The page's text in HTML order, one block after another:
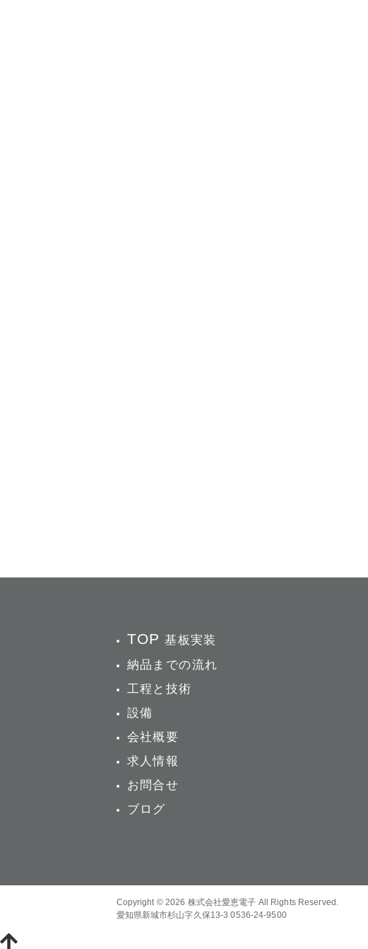
TOP 基板実装
納品までの流れ
工程と技術
設備
会社概要
求人情報
お問合せ
ブログ
Copyright © 2026 株式会社愛恵電子 All Rights Reserved.
愛知県新城市杉山字久保13-3 0536-24-9500